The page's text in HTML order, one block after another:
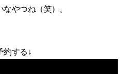
やつね（笑）。
約する↓